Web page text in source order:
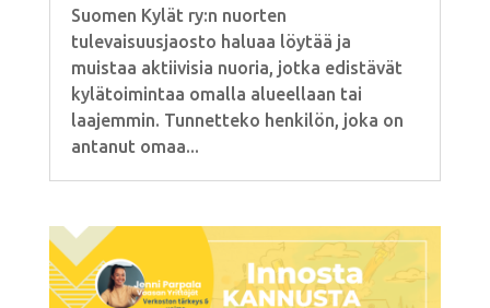
Suomen Kylät ry:n nuorten
tulevaisuusjaosto haluaa löytää ja
muistaa aktiivisia nuoria, jotka edistävät
kylätoimintaa omalla alueellaan tai
laajemmin. Tunnetteko henkilön, joka on
antanut omaa...